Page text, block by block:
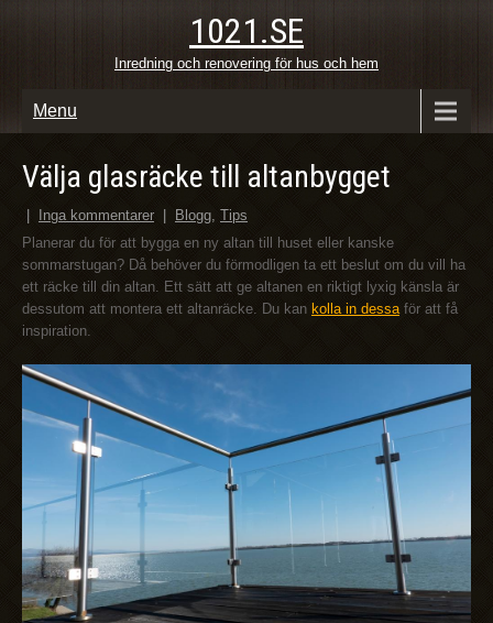
1021.SE
Inredning och renovering för hus och hem
Menu
Välja glasräcke till altanbygget
Inga kommentarer Blogg, Tips
Planerar du för att bygga en ny altan till huset eller kanske
sommarstugan? Då behöver du förmodligen ta ett beslut om du vill ha
ett räcke till din altan. Ett sätt att ge altanen en riktigt lyxig känsla är
dessutom att montera ett altanräcke. Du kan kolla in dessaför att få
inspiration.